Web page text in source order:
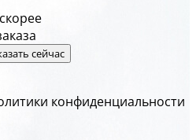
сейчас
конфиденциальности